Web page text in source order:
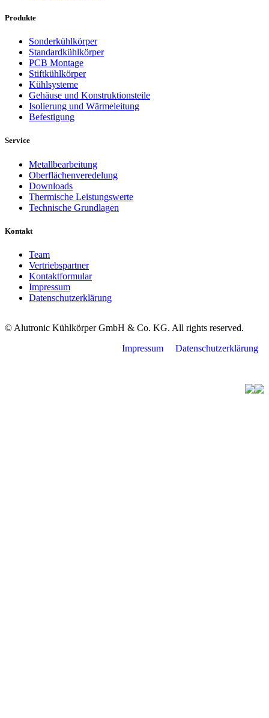
Produkte
Sonderkühlkörper
Standardkühlkörper
PCB Montage
Stiftkühlkörper
Kühlsysteme
Gehäuse und Konstruktionsteile
Isolierung und Wärmeleitung
Befestigung
Service
Metallbearbeitung
Oberflächenveredelung
Downloads
Thermische Leistungswerte
Technische Grundlagen
Kontakt
Team
Vertriebspartner
Kontaktformular
Impressum
Datenschutzerklärung
© Alutronic Kühlkörper GmbH & Co. KG. All rights reserved.
Impressum
Datenschutzerklärung